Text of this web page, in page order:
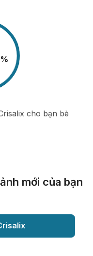
%
cho bạn bè
mới của bạn